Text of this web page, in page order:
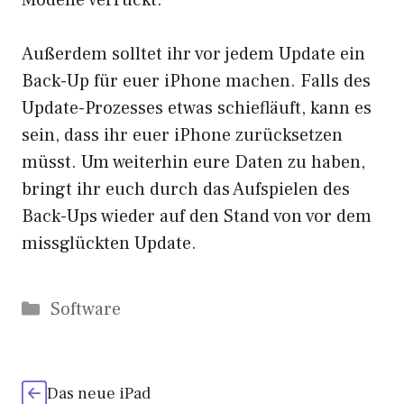
Außerdem solltet ihr vor jedem Update ein
Back-Up für euer iPhone machen. Falls des
Update-Prozesses etwas schiefläuft, kann es
sein, dass ihr euer iPhone zurücksetzen
müsst. Um weiterhin eure Daten zu haben,
bringt ihr euch durch das Aufspielen des
Back-Ups wieder auf den Stand von vor dem
missglückten Update.
Kategorien
Software
Das neue iPad